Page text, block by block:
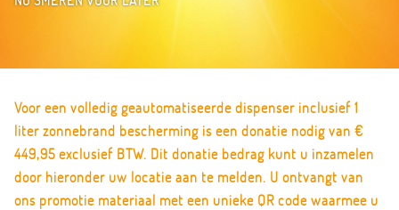
Voor een volledig geautomatiseerde dispenser inclusief 1
liter zonnebrand bescherming is een donatie nodig van €
449,95 exclusief BTW. Dit donatie bedrag kunt u inzamelen
door hieronder uw locatie aan te melden. U ontvangt van
ons promotie materiaal met een unieke QR code waarmee u